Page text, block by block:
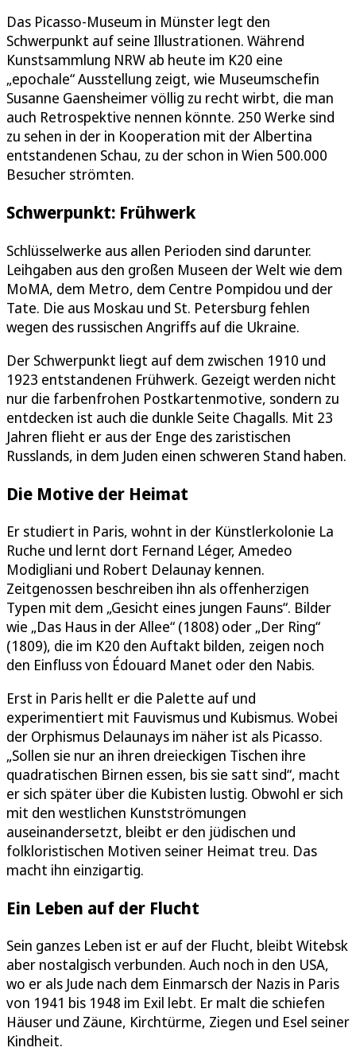
Das Picasso-Museum in Münster legt den
Schwerpunkt auf seine Illustrationen. Während
Kunstsammlung NRW ab heute im K20 eine
„epochale“ Ausstellung zeigt, wie Museumschefin
Susanne Gaensheimer völlig zu recht wirbt, die man
auch Retrospektive nennen könnte. 250 Werke sind
zu sehen in der in Kooperation mit der Albertina
entstandenen Schau, zu der schon in Wien 500.000
Besucher strömten.
Schwerpunkt: Frühwerk
Schlüsselwerke aus allen Perioden sind darunter.
Leihgaben aus den großen Museen der Welt wie dem
MoMA, dem Metro, dem Centre Pompidou und der
Tate. Die aus Moskau und St. Petersburg fehlen
wegen des russischen Angriffs auf die Ukraine.
Der Schwerpunkt liegt auf dem zwischen 1910 und
1923 entstandenen Frühwerk. Gezeigt werden nicht
nur die farbenfrohen Postkartenmotive, sondern zu
entdecken ist auch die dunkle Seite Chagalls. Mit 23
Jahren flieht er aus der Enge des zaristischen
Russlands, in dem Juden einen schweren Stand haben.
Die Motive der Heimat
Er studiert in Paris, wohnt in der Künstlerkolonie La
Ruche und lernt dort Fernand Léger, Amedeo
Modigliani und Robert Delaunay kennen.
Zeitgenossen beschreiben ihn als offenherzigen
Typen mit dem „Gesicht eines jungen Fauns“. Bilder
wie „Das Haus in der Allee“ (1808) oder „Der Ring“
(1809), die im K20 den Auftakt bilden, zeigen noch
den Einfluss von Édouard Manet oder den Nabis.
Erst in Paris hellt er die Palette auf und
experimentiert mit Fauvismus und Kubismus. Wobei
der Orphismus Delaunays im näher ist als Picasso.
„Sollen sie nur an ihren dreieckigen Tischen ihre
quadratischen Birnen essen, bis sie satt sind“, macht
er sich später über die Kubisten lustig. Obwohl er sich
mit den westlichen Kunstströmungen
auseinandersetzt, bleibt er den jüdischen und
folkloristischen Motiven seiner Heimat treu. Das
macht ihn einzigartig.
Ein Leben auf der Flucht
Sein ganzes Leben ist er auf der Flucht, bleibt Witebsk
aber nostalgisch verbunden. Auch noch in den USA,
wo er als Jude nach dem Einmarsch der Nazis in Paris
von 1941 bis 1948 im Exil lebt. Er malt die schiefen
Häuser und Zäune, Kirchtürme, Ziegen und Esel seiner
Kindheit.